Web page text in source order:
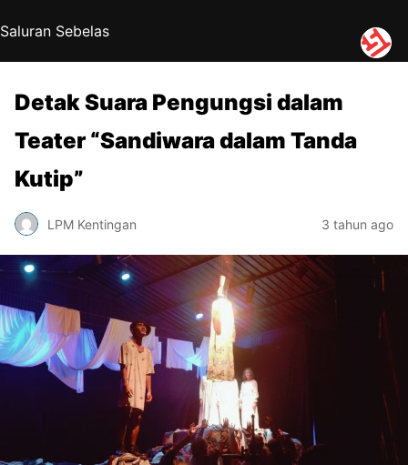
Saluran Sebelas
Detak Suara Pengungsi dalam
Teater “Sandiwara dalam Tanda
Kutip”
LPM Kentingan 3 tahun ago